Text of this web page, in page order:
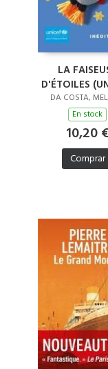
LA
D'ÉTOILES
DA COSTA,
En stock
10,20
Comprar